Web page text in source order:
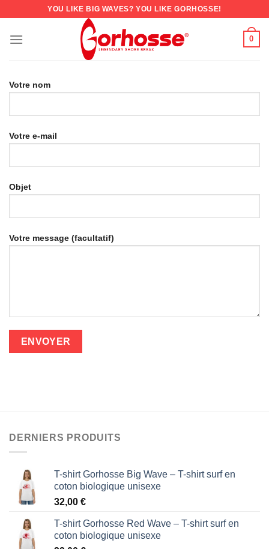
YOU LIKE BIG WAVES? YOU LIKE GORHOSSE!
0
Votre nom
Votre e-mail
Objet
Votre message (facultatif)
DERNIERS PRODUITS
T-shirt Gorhosse Big Wave – T-shirt surf en
coton biologique unisexe
32,00 €
T-shirt Gorhosse Red Wave – T-shirt surf en
coton biologique unisexe